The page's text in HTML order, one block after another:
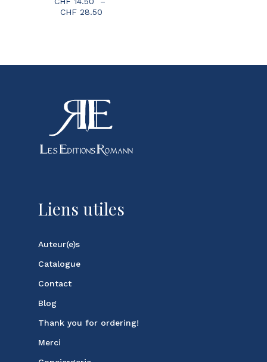
CHF28.50Plage
CHF 28.50
Liens utiles
Auteur(e)s
Catalogue
Contact
Blog
Thank you for ordering!
Merci